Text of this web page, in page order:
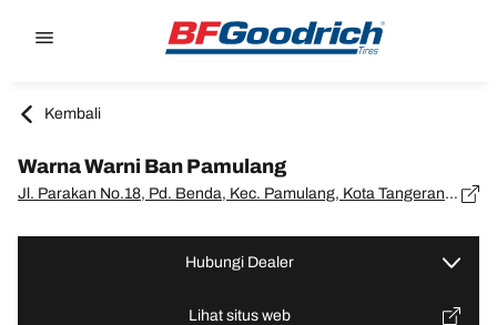
Kembali
Warna Warni Ban Pamulang
Jl. Parakan No.18, Pd. Benda, Kec. Pamulang, Kota Tangerang Selatan, Banten 15419, Banten, Tangerang Selatan - 15419
Hubungi Dealer
Lihat situs web